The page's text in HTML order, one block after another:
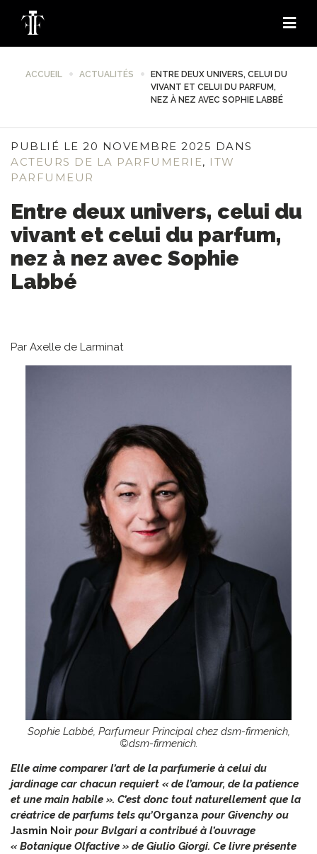
ACCUEIL ACTUALITÉS
ENTRE DEUX UNIVERS, CELUI DU
VIVANT ET CELUI DU PARFUM,
NEZ À NEZ AVEC SOPHIE LABBÉ
PUBLIÉ LE 20 NOVEMBRE 2025 DANS
ACTEURS DE LA PARFUMERIE, ITW
PARFUMEUR
Entre deux univers, celui du
vivant et celui du parfum,
nez à nez avec Sophie
Labbé
Par Axelle de Larminat
Sophie Labbé, Parfumeur Principal chez dsm-firmenich,
©dsm-firmenich.
Elle aime comparer l’art de la parfumerie à celui du
jardinage car chacun requiert « de l’amour, de la patience
et une main habile ». C’est donc tout naturellement que la
créatrice de parfums tels qu’Organza pour Givenchy ou
Jasmin Noir pour Bvlgari a contribué à l’ouvrage
« Botanique Olfactive » de Giulio Giorgi. Ce livre présente